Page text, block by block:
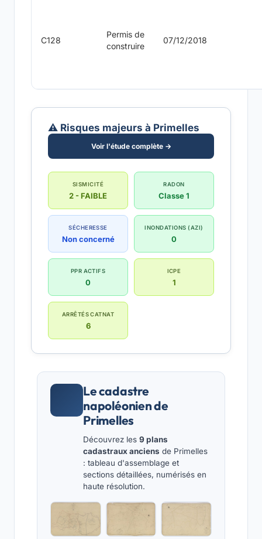
C128
Permis de
construire
07/12/2018
⚠️ Risques majeurs à Primelles
Voir l'étude complète →
SISMICITÉ
2 - FAIBLE
RADON
Classe 1
SÉCHERESSE
Non concerné
INONDATIONS (AZI)
0
PPR ACTIFS
0
ICPE
1
ARRÊTÉS CATNAT
6
Le cadastre
napoléonien de
Primelles
Découvrez les 9 plans
cadastraux anciens de Primelles
: tableau d'assemblage et
sections détaillées, numérisés en
haute résolution.